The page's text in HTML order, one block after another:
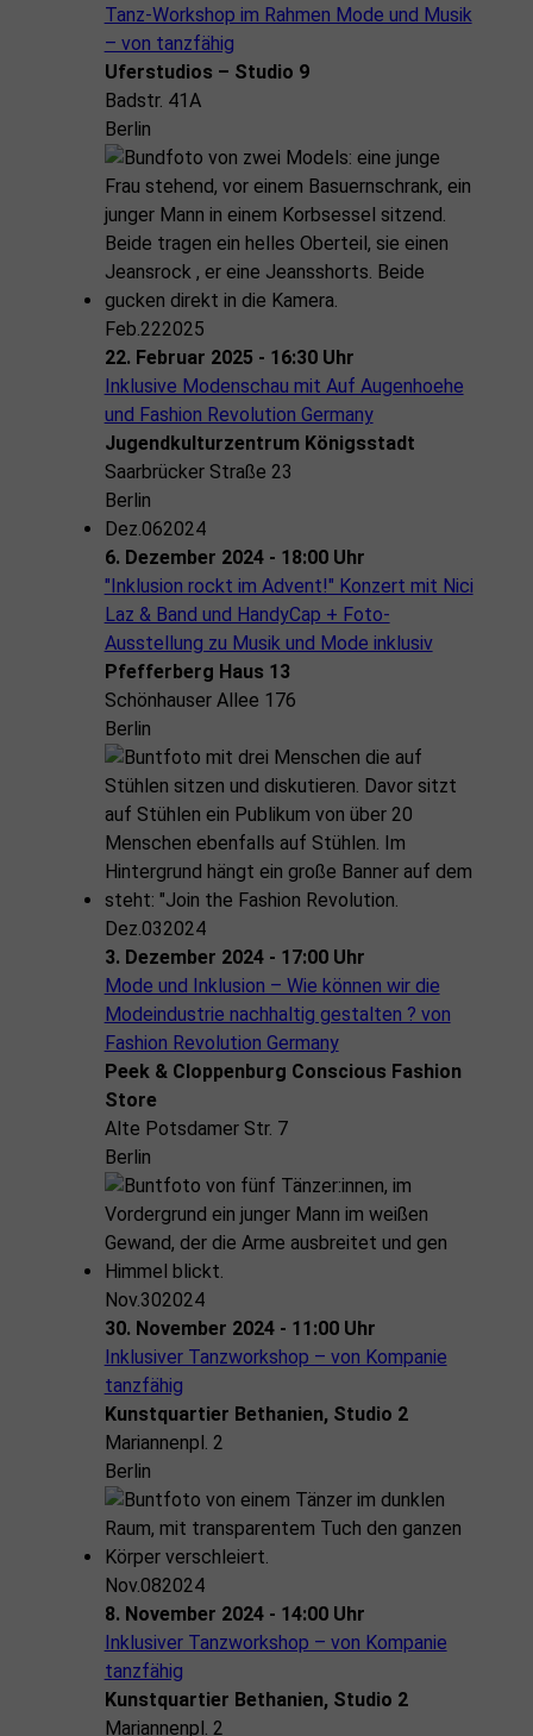
Tanz-Workshop im Rahmen Mode und Musik
– von tanzfähig
Uferstudios – Studio 9
Badstr. 41A
Berlin
Feb.222025
22. Februar 2025 - 16:30 Uhr
Inklusive Modenschau mit Auf Augenhoehe
und Fashion Revolution Germany
Jugendkulturzentrum Königsstadt
Saarbrücker Straße 23
Berlin
Dez.062024
6. Dezember 2024 - 18:00 Uhr
"Inklusion rockt im Advent!" Konzert mit Nici
Laz & Band und HandyCap + Foto-
Ausstellung zu Musik und Mode inklusiv
Pfefferberg Haus 13
Schönhauser Allee 176
Berlin
Dez.032024
3. Dezember 2024 - 17:00 Uhr
Mode und Inklusion – Wie können wir die
Modeindustrie nachhaltig gestalten ? von
Fashion Revolution Germany
Peek & Cloppenburg Conscious Fashion
Store
Alte Potsdamer Str. 7
Berlin
Nov.302024
30. November 2024 - 11:00 Uhr
Inklusiver Tanzworkshop – von Kompanie
tanzfähig
Kunstquartier Bethanien, Studio 2
Mariannenpl. 2
Berlin
Nov.082024
8. November 2024 - 14:00 Uhr
Inklusiver Tanzworkshop – von Kompanie
tanzfähig
Kunstquartier Bethanien, Studio 2
Mariannenpl. 2